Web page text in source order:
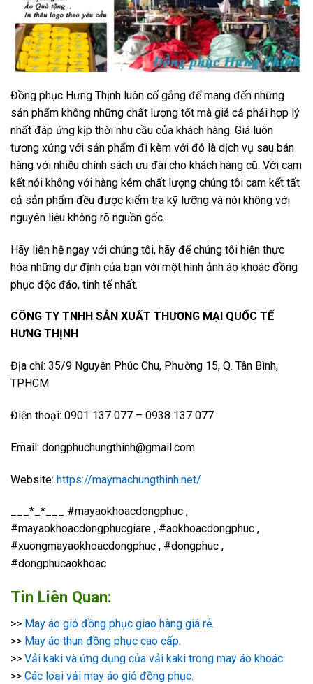
Đồng phục Hưng Thịnh luôn cố gắng để mang đến những
sản phẩm không những chất lượng tốt mà giá cả phải hợp lý
nhất đáp ứng kịp thời nhu cầu của khách hàng. Giá luôn
tương xứng với sản phẩm đi kèm với đó là dịch vụ sau bán
hàng với nhiều chính sách ưu đãi cho khách hàng cũ. Với cam
kết nói không với hàng kém chất lượng chúng tôi cam kết tất
cả sản phẩm đều được kiểm tra kỹ lưỡng và nói không với
nguyên liệu không rõ nguồn gốc.
Hãy liên hệ ngay với chúng tôi, hãy để chúng tôi hiện thực
hóa những dự định của bạn với một hình ảnh áo khoác đồng
phục độc đáo, tinh tế nhất.
CÔNG TY TNHH SẢN XUẤT THƯƠNG MẠI QUỐC TẾ
HƯNG THỊNH
Địa chỉ: 35/9 Nguyễn Phúc Chu, Phường 15, Q. Tân Bình,
TPHCM
Điện thoại: 0901 137 077 – 0938 137 077
Email: dongphuchungthinh@gmail.com
Website: https://maymachungthinh.net/
___*_*___ #mayaokhoacdongphuc ,
#mayaokhoacdongphucgiare , #aokhoacdongphuc ,
#xuongmayaokhoacdongphuc , #dongphuc ,
#dongphucaokhoac
Tin Liên Quan:
>> May áo gió đồng phục giao hàng giá rẻ.
>> May áo thun đồng phục cao cấp.
>> Vải kaki và ứng dụng của vải kaki trong may áo khoác.
>> Các loại vải may áo gió đồng phục.